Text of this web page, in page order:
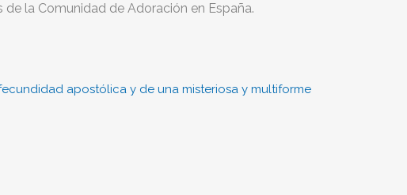
la Comunidad de Adoración en España.
apostólica y de una misteriosa y multiforme